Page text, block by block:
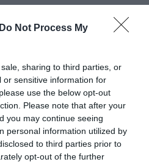
Do Not Process My
sharing to third parties, or
or sensitive information for
use the below opt-out
Please note that after your
you may continue seeing
personal information utilized by
to third parties prior to
opt-out of the further